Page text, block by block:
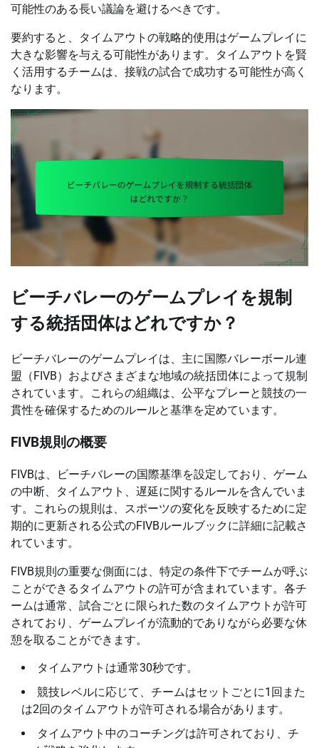
可能性のある長い議論を避けるべきです。
要約すると、タイムアウトの戦略的使用はゲームプレイに
大きな影響を与える可能性があります。タイムアウトを賢
く活用するチームは、接戦の試合で成功する可能性が高く
なります。
ビーチバレーのゲームプレイを規制
する統括団体はどれですか？
ビーチバレーのゲームプレイは、主に国際バレーボール連
盟（FIVB）およびさまざまな地域の統括団体によって規制
されています。これらの組織は、公平なプレーと競技の一
貫性を確保するためのルールと基準を定めています。
FIVB規則の概要
FIVBは、ビーチバレーの国際基準を設定しており、ゲーム
の中断、タイムアウト、遅延に関するルールを含んでいま
す。これらの規則は、スポーツの変化を反映するために定
期的に更新される公式のFIVBルールブックに詳細に記載さ
れています。
FIVB規則の重要な側面には、特定の条件下でチームが呼ぶ
ことができるタイムアウトの許可が含まれています。各チ
ームは通常、試合ごとに限られた数のタイムアウトが許可
されており、ゲームプレイが流動的でありながら必要な休
憩を取ることができます。
タイムアウトは通常30秒です。
競技レベルに応じて、チームはセットごとに1回また
は2回のタイムアウトが許可される場合があります。
タイムアウト中のコーチングは許可されており、チ